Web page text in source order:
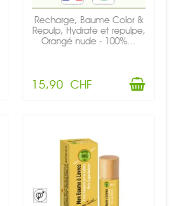
Recharge, Baume Color &
Repulp, Hydrate et repulpe,
Orangé nude - 100%...
15,90 CHF